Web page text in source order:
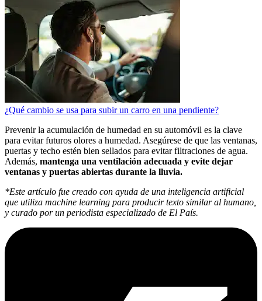
¿Qué cambio se usa para subir un carro en una pendiente?
Prevenir la acumulación de humedad en su automóvil es la clave
para evitar futuros olores a humedad. Asegúrese de que las ventanas,
puertas y techo estén bien sellados para evitar filtraciones de agua.
Además, mantenga una ventilación adecuada y evite dejar
ventanas y puertas abiertas durante la lluvia.
*Este artículo fue creado con ayuda de una inteligencia artificial
que utiliza machine learning para producir texto similar al humano,
y curado por un periodista especializado de El País.